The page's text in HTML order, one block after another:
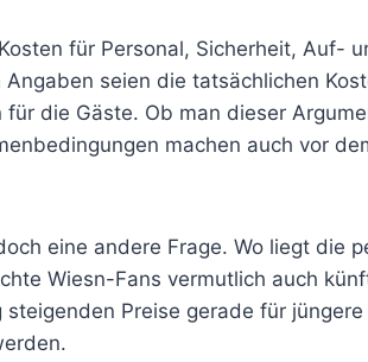
für Personal, Sicherheit, Auf-
seien die tatsächlichen
für die Gäste. Ob man dieser
machen auch vor
eine andere Frage. Wo liegt die
Wiesn-Fans vermutlich auch
Preise gerade für